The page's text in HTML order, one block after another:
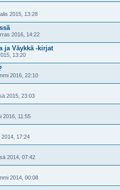
2015, 13:28
2016, 14:22
ja Väykkä -kirjat
13:20
2016, 22:10
2015, 23:03
2016, 11:55
2014, 17:24
2014, 07:42
2014, 00:08